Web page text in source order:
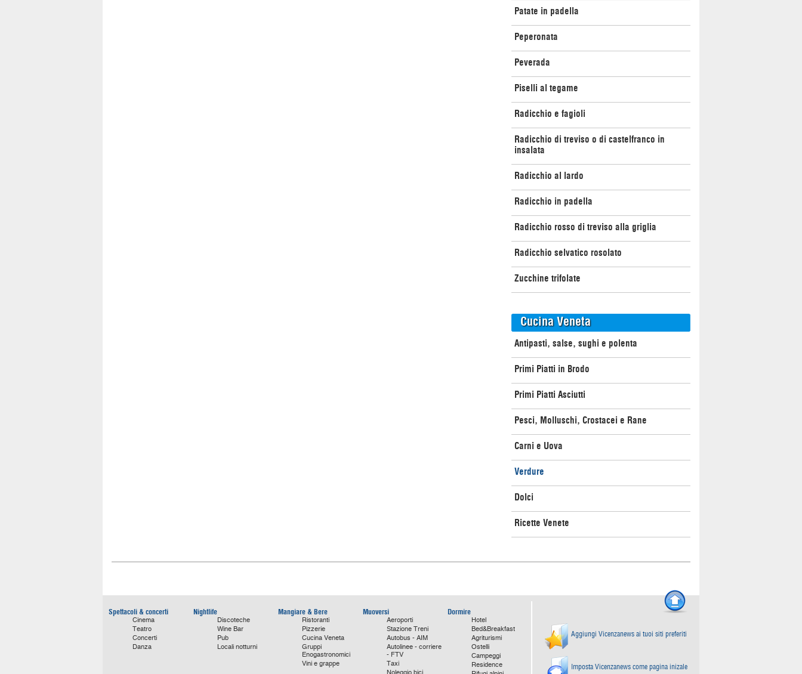
Patate in padella
Peperonata
Peverada
Piselli al tegame
Radicchio e fagioli
Radicchio di treviso o di castelfranco in
insalata
Radicchio al lardo
Radicchio in padella
Radicchio rosso di treviso alla griglia
Radicchio selvatico rosolato
Zucchine trifolate
Cucina Veneta
Antipasti, salse, sughi e polenta
Primi Piatti in Brodo
Primi Piatti Asciutti
Pesci, Molluschi, Crostacei e Rane
Carni e Uova
Verdure
Dolci
Ricette Venete
Spettacoli & concerti
Cinema
Teatro
Concerti
Danza
Nightlife
Discoteche
Wine Bar
Pub
Locali notturni
Mangiare & Bere
Ristoranti
Pizzerie
Cucina Veneta
Gruppi
Enogastronomici
Vini e grappe
Muoversi
Aeroporti
Stazione Treni
Autobus - AIM
Autolinee - corriere
- FTV
Taxi
Dormire
Hotel
Bed&Breakfast
Agriturismi
Ostelli
Campeggi
Residence
Aggiungi Vicenzanews ai tuoi siti preferiti
Imposta Vicenzanews come pagina inizale